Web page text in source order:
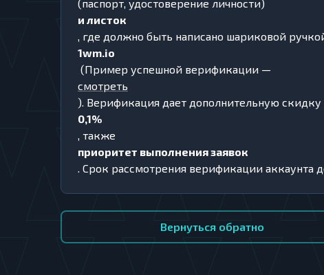
(паспорт, удостоверение личности)
и листок
, где должно быть написано шариковой
1wm.io
(Пример успешной верификации —
смотреть
). Верификация дает дополнительную
0,1%
, также
приоритет выполнения заявок
. Срок рассмотрения верификации аккаунта
Вернуться обратно